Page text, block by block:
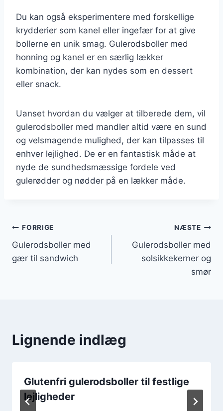
Du kan også eksperimentere med forskellige
krydderier som kanel eller ingefær for at give
bollerne en unik smag. Gulerodsboller med
honning og kanel er en særlig lækker
kombination, der kan nydes som en dessert
eller snack.
Uanset hvordan du vælger at tilberede dem, vil
gulerodsboller med mandler altid være en sund
og velsmagende mulighed, der kan tilpasses til
enhver lejlighed. De er en fantastisk måde at
nyde de sundhedsmæssige fordele ved
gulerødder og nødder på en lækker måde.
Indlægsnavigation
FORRIGE
Gulerodsboller med
gær til sandwich
NÆSTE
Gulerodsboller med
solsikkekerner og
smør
Lignende indlæg
Glutenfri gulerodsboller til festlige
lejligheder